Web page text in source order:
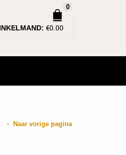
0
€0.00
Naar vorige pagina